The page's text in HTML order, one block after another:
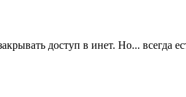
закрывать доступ в инет. Но...